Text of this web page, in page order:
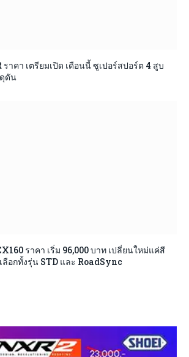
าคา เตรียมเปิด เดือนนี้ ซูเปอร์สปอร์ต 4 สูบ
ดัน
ราคา เริ่ม 96,000 บาท เปลี่ยนใหม่แค่สี
ลือกทั้งรุ่น STD และ RoadSync